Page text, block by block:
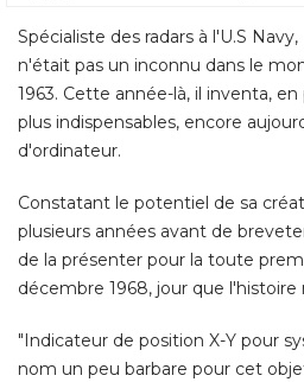
Spécialiste des radars à l'U.S
n'était pas un inconnu dans le
1963. Cette année-là, il inventa,
plus indispensables, encore
d'ordinateur.
Constatant le potentiel de sa
plusieurs années avant de
de la présenter pour la toute
décembre 1968, jour que l'histoire
"Indicateur de position X-Y pour
nom un peu barbare pour cet